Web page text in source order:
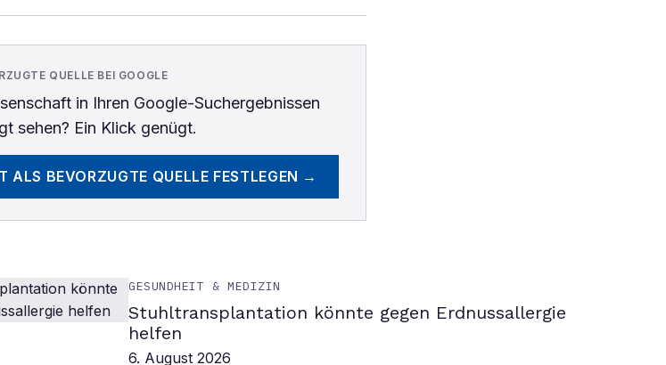
QUELLE BEI GOOGLE
in Ihren Google-Suchergebnissen
sehen? Ein Klick genügt.
ALS BEVORZUGTE QUELLE FESTLEGEN →
GESUNDHEIT & MEDIZIN
Stuhltransplantation könnte gegen Erdnussallergie
helfen
6. August 2026